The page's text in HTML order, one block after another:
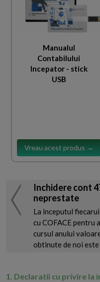
Manualul
Contabilului
Incepator - stick
USB
Vreau acest produs →
Inchidere cont
neprestate
La inceputul
cu COFACE pentru
cursul anului
obtinute de noi este
1. Declaratii cu privire la